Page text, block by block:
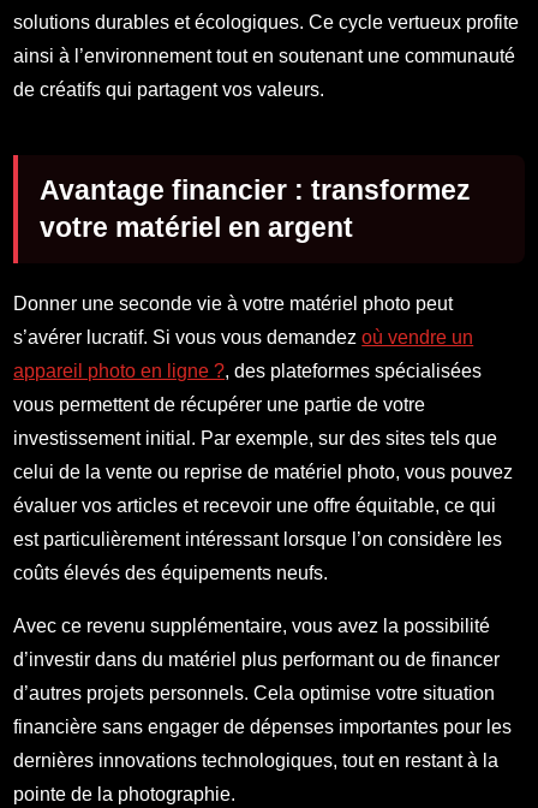
solutions durables et écologiques. Ce cycle vertueux profite
ainsi à l’environnement tout en soutenant une communauté
de créatifs qui partagent vos valeurs.
Avantage financier : transformez
votre matériel en argent
Donner une seconde vie à votre matériel photo peut
s’avérer lucratif. Si vous vous demandezoù vendre un
appareil photo en ligne ?, des plateformes spécialisées
vous permettent de récupérer une partie de votre
investissement initial. Par exemple, sur des sites tels que
celui de la vente ou reprise de matériel photo, vous pouvez
évaluer vos articles et recevoir une offre équitable, ce qui
est particulièrement intéressant lorsque l’on considère les
coûts élevés des équipements neufs.
Avec ce revenu supplémentaire, vous avez la possibilité
d’investir dans du matériel plus performant ou de financer
d’autres projets personnels. Cela optimise votre situation
financière sans engager de dépenses importantes pour les
dernières innovations technologiques, tout en restant à la
pointe de la photographie.